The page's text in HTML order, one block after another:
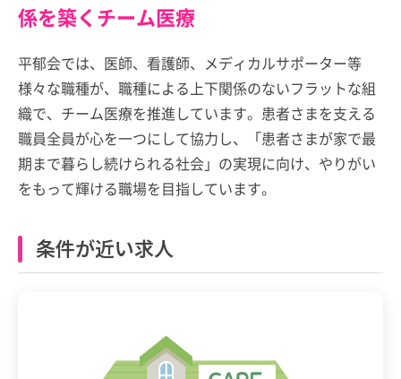
係を築くチーム医療
平郁会では、医師、看護師、メディカルサポーター等
様々な職種が、職種による上下関係のないフラットな組
織で、チーム医療を推進しています。患者さまを支える
職員全員が心を一つにして協力し、「患者さまが家で最
期まで暮らし続けられる社会」の実現に向け、やりがい
をもって輝ける職場を目指しています。
条件が近い求人